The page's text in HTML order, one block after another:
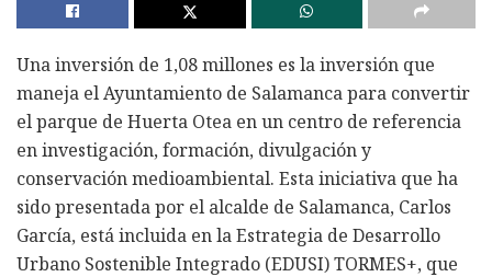
Una inversión de 1,08 millones es la inversión que
maneja el Ayuntamiento de Salamanca para convertir
el parque de Huerta Otea en un centro de referencia
en investigación, formación, divulgación y
conservación medioambiental. Esta iniciativa que ha
sido presentada por el alcalde de Salamanca, Carlos
García, está incluida en la Estrategia de Desarrollo
Urbano Sostenible Integrado (EDUSI) TORMES+, que